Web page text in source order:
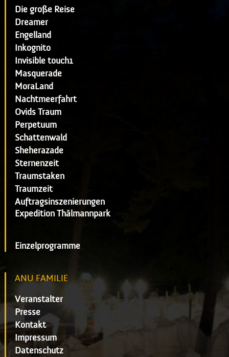
Die große Reise
Dreamer
Engelland
Inkognito
Invisible touch1
Masquerade
MoraLand
Nachtmeerfahrt
Ovids Traum
Perpetuum
Schattenwald
Sheherazade
Sternenzeit
Traumstaken
Traumzeit
Auftragsinszenierungen
Expedition Thälmannpark
Einzelprogramme
ANU FAMILIE
Veranstalter
Presse
Kontakt
Impressum
Datenschutz